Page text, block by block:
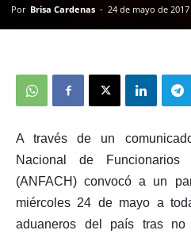
Por Brisa Cardenas - 24 de mayo de 2017
A través de un
Nacional de
(ANFACH) convocó a un
miércoles 24 de mayo a
aduaneros del país tras no